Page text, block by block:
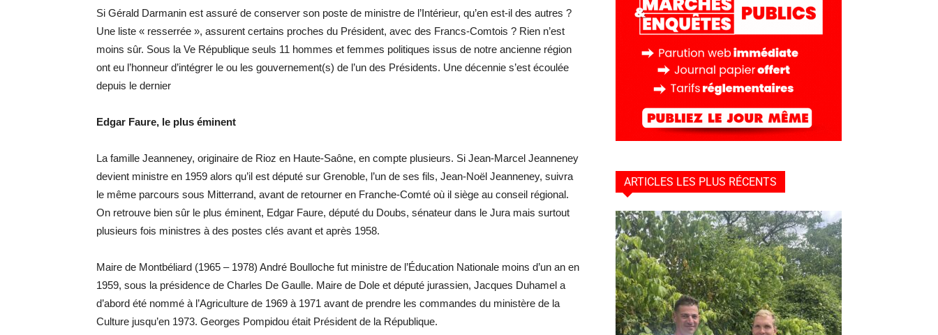
Si Gérald Darmanin est assuré de conserver son poste de ministre de l’Intérieur, qu’en est-il des autres ?
Une liste « resserrée », assurent certains proches du Président, avec des Francs-Comtois ? Rien n’est
moins sûr. Sous la Ve République seuls 11 hommes et femmes politiques issus de notre ancienne région
ont eu l’honneur d’intégrer le ou les gouvernement(s) de l’un des Présidents. Une décennie s’est écoulée
depuis le dernier
Edgar Faure, le plus éminent
La famille Jeanneney, originaire de Rioz en Haute-Saône, en compte plusieurs. Si Jean-Marcel Jeanneney
devient ministre en 1959 alors qu’il est député sur Grenoble, l’un de ses fils, Jean-Noël Jeanneney, suivra
le même parcours sous Mitterrand, avant de retourner en Franche-Comté où il siège au conseil régional.
On retrouve bien sûr le plus éminent, Edgar Faure, député du Doubs, sénateur dans le Jura mais surtout
plusieurs fois ministres à des postes clés avant et après 1958.
Maire de Montbéliard (1965 – 1978) André Boulloche fut ministre de l’Éducation Nationale moins d’un an en
1959, sous la présidence de Charles De Gaulle. Maire de Dole et député jurassien, Jacques Duhamel a
d’abord été nommé à l’Agriculture de 1969 à 1971 avant de prendre les commandes du ministère de la
Culture jusqu’en 1973. Georges Pompidou était Président de la République.
ARTICLES LES PLUS RÉCENTS